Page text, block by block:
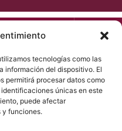
tecnologías como las
información del dispositivo. El
permitirá procesar datos como
únicas en este
puede afectar
y funciones.